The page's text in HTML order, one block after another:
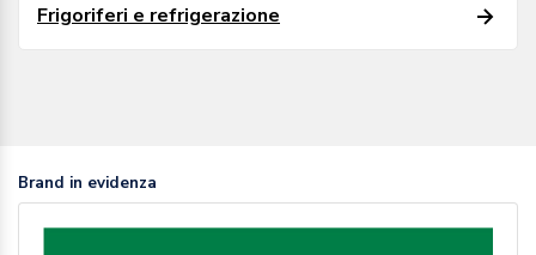
Frigoriferi e refrigerazione
Brand in evidenza